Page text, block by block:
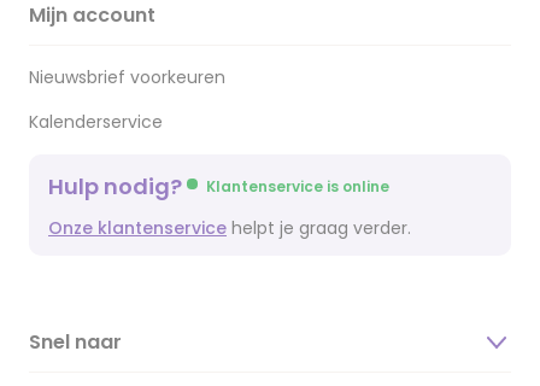
Mijn account
Nieuwsbrief voorkeuren
Kalenderservice
Hulp nodig? Klantenservice is online
Onze klantenservice helpt je graag verder.
Snel naar